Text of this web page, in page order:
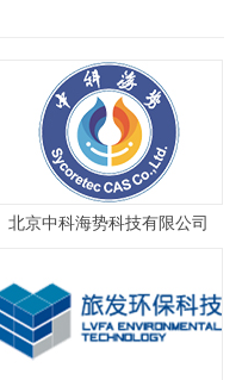
北京中科海势科技有限公司